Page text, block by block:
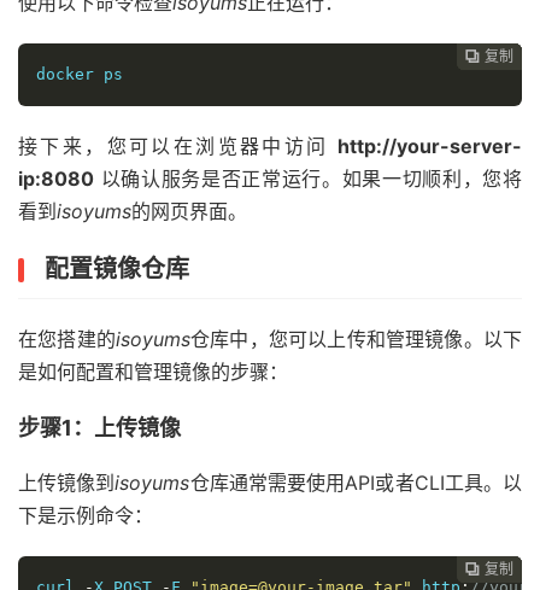
 复制
 复制
 复制
 复制
 复制
docker ps
接下来，您可以在浏览器中访问 http://your-server-
ip:8080 以确认服务是否正常运行。如果一切顺利，您将
看到 isoyums的网页界面。
配置镜像仓库
在您搭建的isoyums仓库中，您可以上传和管理镜像。以下
是如何配置和管理镜像的步骤：
步骤1：上传镜像
上传镜像到isoyums仓库通常需要使用API或者CLI工具。以
下是示例命令：
 复制
 复制
 复制
 复制